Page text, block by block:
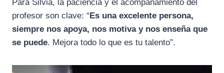
Para Silvia, la paciencia y el acompañamiento del
profesor son clave: “Es una excelente persona,
siempre nos apoya, nos motiva y nos enseña que
se puede. Mejora todo lo que es tu talento”.